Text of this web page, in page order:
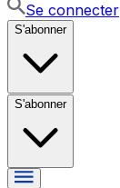
Se connecter
S'abonner
S'abonner